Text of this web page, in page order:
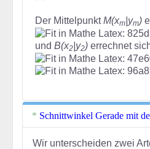
Der MittelpunktM(xm |ym)
und B(x2 |y2) errechnet
Schnittwinkel Gerade mit
Wir unterscheiden zwei